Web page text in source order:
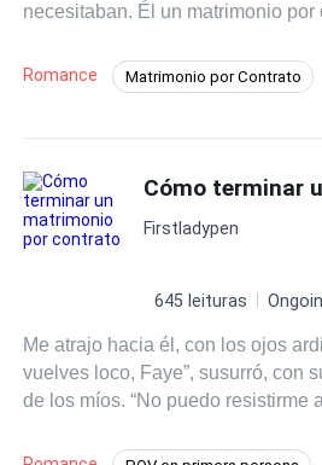
necesitaban. Él un matrimonio por
diferentes. Su matrimonio termino… Algunos años
¿Las heridas infligidas en el
Romance Matrimonio por Contrato
Contemporánea Secretario/a
Identidad oculta
Cómo terminar
Firstladypen
645 leituras
Me atrajo hacia él, con los ojos
vuelves loco, Faye”, susurró, con
de los míos. “No puedo resistirme
deseando más. ¡El amor es el ingrediente secreto en este